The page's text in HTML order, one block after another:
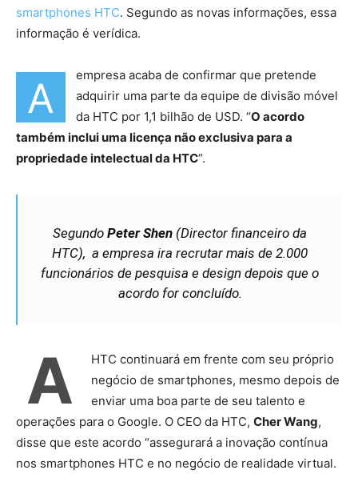
smartphones HTC. Segundo as novas informações, essa
informação é verídica.
A
empresa acaba de confirmar que pretende
adquirir uma parte da equipe de divisão móvel
da HTC por 1,1 bilhão de USD. “O acordo
também inclui uma licença não exclusiva para a
propriedade intelectual da HTC“.
Segundo Peter Shen (Director financeiro da
HTC), a empresa ira recrutar mais de 2.000
funcionários de pesquisa e design depois que o
acordo for concluído.
A
HTC continuará em frente com seu próprio
negócio de smartphones, mesmo depois de
enviar uma boa parte de seu talento e
operações para o Google. O CEO da HTC, Cher Wang,
disse que este acordo “assegurará a inovação contínua
nos smartphones HTC e no negócio de realidade virtual.